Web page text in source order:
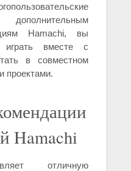
Hamachi, вы
вместе с
в совместном
проектами.
Hamachi
отличную